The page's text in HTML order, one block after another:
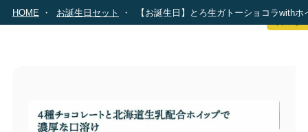
HOME お誕生日セット 【お誕生日】とろ生ガトーショコラwithホ